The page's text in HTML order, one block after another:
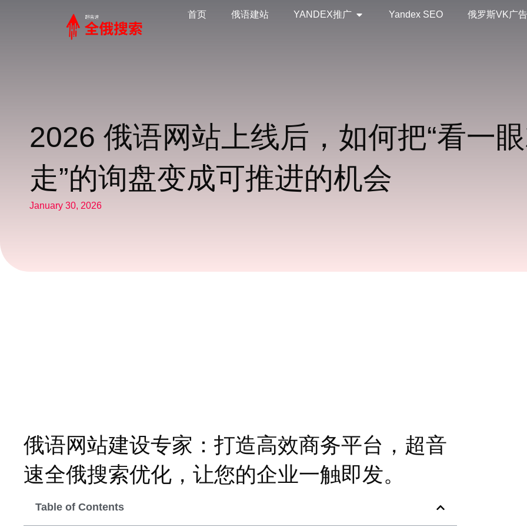
首页 俄语建站 YANDEX推广 Yandex SEO 俄罗斯VK广告
2026 俄语网站上线后，如何把“看一
走”的询盘变成可推进的机会
January 30, 2026
俄语网站建设专家：打造高效商务平台，超音
速全俄搜索优化，让您的企业一触即发。
Table of Contents